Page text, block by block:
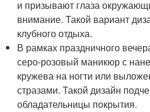
и призывают глаза
внимание. Такой вариант
клубного отдыха.
В рамках праздничного
серо-розовый маникюр с
кружева на ногти или
стразами. Такой дизайн
обладательницы покрытия.